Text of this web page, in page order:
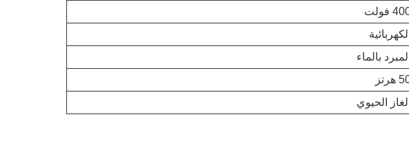
فولت
الكهربائية
المبرد بالماء
هرتز
الغاز الحيوي